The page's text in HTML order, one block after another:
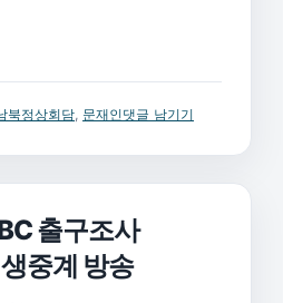
북정상회담, 문재인댓글 남기기
출구조사
중계 방송